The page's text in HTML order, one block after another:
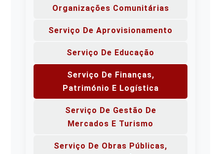
Organizações Comunitárias
Serviço De Aprovisionamento
Serviço De Educação
Serviço De Finanças,
Património E Logística
Serviço De Gestão De
Mercados E Turismo
Serviço De Obras Públicas,